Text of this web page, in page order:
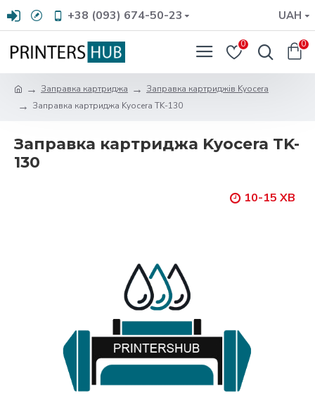
+38 (093) 674-50-23 UAH
0 0
Заправка картриджа
Заправка картриджів Kyocera
Заправка картриджа Kyocera TK-130
Заправка картриджа Kyocera TK-
130
10-15 ХВ